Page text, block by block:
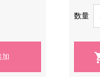
数量